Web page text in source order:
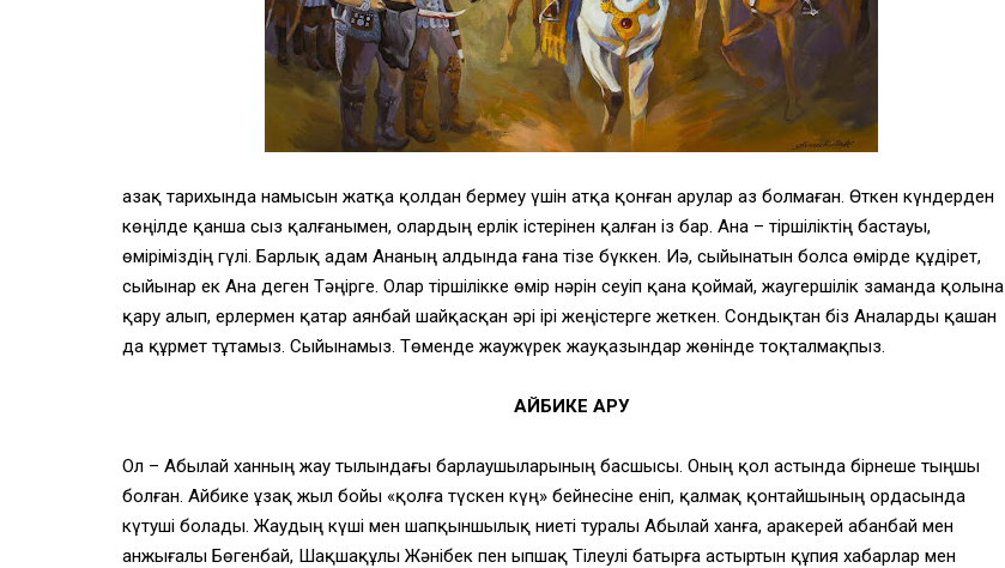
Қазақ тарихында намысын жатқа қолдан бермеу үшін атқа қонған арулар аз болмаған. Өткен күндерден
көңілде қанша сыз қалғанымен, олардың ерлік істерінен қалған із бар. Ана – тіршіліктің бастауы,
өміріміздің гүлі. Барлық адам Ананың алдында ғана тізе бүккен. Иә, сыйынатын болса өмірде құдірет,
сыйынар ек Ана деген Тәңірге. Олар тіршілікке өмір нәрін сеуіп қана қоймай, жаугершілік заманда қолына
қару алып, ерлермен қатар аянбай шайқасқан әрі ірі жеңістерге жеткен. Сондықтан біз Аналарды қашан
да құрмет тұтамыз. Сыйынамыз. Төменде жаужүрек жауқазындар жөнінде тоқталмақпыз.
АЙБИКЕ АРУ
Ол – Абылай ханның жау тылындағы барлаушыларының басшысы. Оның қол астында бірнеше тыңшы
болған. Айбике ұзақ жыл бойы «қолға түскен күң» бейнесіне еніп, қалмақ қонтайшының ордасында
күтуші болады. Жаудың күші мен шапқыншылық ниеті туралы Абылай ханға, Қаракерей Қабанбай мен
Қанжығалы Бөгенбай, Шақшақұлы Жәнібек пен Қыпшақ Тілеулі батырға астыртын құпия хабарлар мен